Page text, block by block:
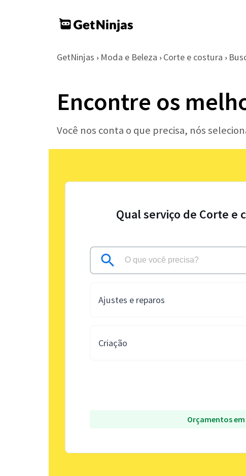
GetNinjas › Moda e Beleza › Corte e costura ›
Encontre os
Você nos conta o que precisa, nós
Qual serviço de Corte e
Ajustes e reparos
Criação
Orçamentos